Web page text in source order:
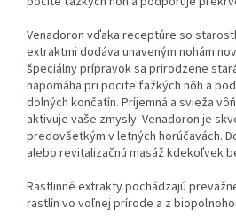
Venadoron vďaka receptúre so
extraktmi dodáva unaveným nohám
špeciálny prípravok sa prirodzene
napomáha pri pocite ťažkých nôh a
dolných končatín. Príjemná a svieža
aktivuje vaše zmysly. Venadoron je
predovšetkým v letných horúčavách.
alebo revitalizačnú masáž kdekoľvek
Rastlinné extrakty pochádzajú
rastlín vo voľnej prírode a z